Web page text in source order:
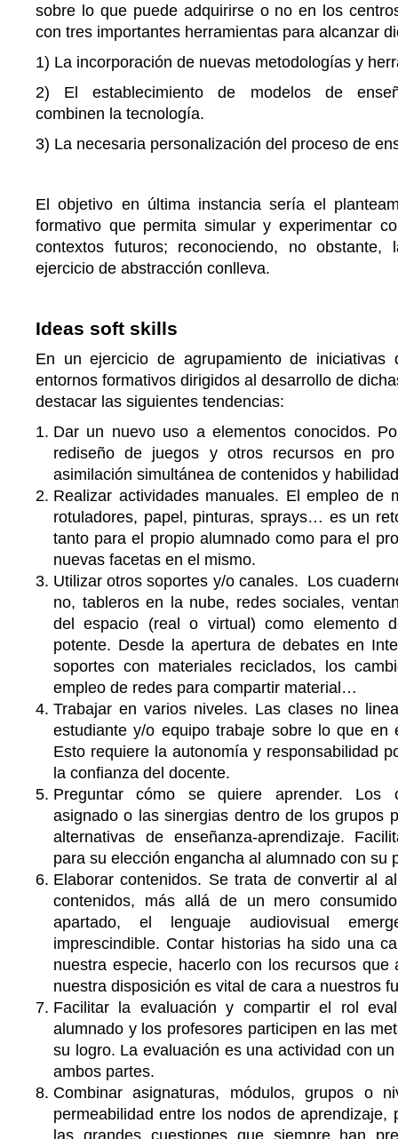
sobre lo que puede adquirirse o no en los
con tres importantes herramientas para alcanzar
1) La incorporación de nuevas metodologías y
2) El establecimiento de modelos de
combinen la tecnología.
3) La necesaria personalización del proceso de
El objetivo en última instancia sería el
formativo que permita simular y experimentar
contextos futuros; reconociendo, no obstante,
ejercicio de abstracción conlleva.
Ideas soft skills
En un ejercicio de agrupamiento de iniciativas
entornos formativos dirigidos al desarrollo de
destacar las siguientes tendencias:
Dar un nuevo uso a elementos conocidos.
rediseño de juegos y otros recursos en
asimilación simultánea de contenidos y
Realizar actividades manuales. El empleo de
rotuladores, papel, pinturas, sprays… es un
tanto para el propio alumnado como para el
nuevas facetas en el mismo.
Utilizar otros soportes y/o canales. Los
no, tableros en la nube, redes sociales,
del espacio (real o virtual) como elemento
potente. Desde la apertura de debates en
soportes con materiales reciclados, los
empleo de redes para compartir material…
Trabajar en varios niveles. Las clases no
estudiante y/o equipo trabaje sobre lo que en
Esto requiere la autonomía y responsabilidad
la confianza del docente.
Preguntar cómo se quiere aprender. Los
asignado o las sinergias dentro de los grupos
alternativas de enseñanza-aprendizaje.
para su elección engancha al alumnado con su
Elaborar contenidos. Se trata de convertir al
contenidos, más allá de un mero
apartado, el lenguaje audiovisual
imprescindible. Contar historias ha sido una
nuestra especie, hacerlo con los recursos que
nuestra disposición es vital de cara a nuestros
Facilitar la evaluación y compartir el rol
alumnado y los profesores participen en las
su logro. La evaluación es una actividad con
ambos partes.
Combinar asignaturas, módulos, grupos o
permeabilidad entre los nodos de aprendizaje,